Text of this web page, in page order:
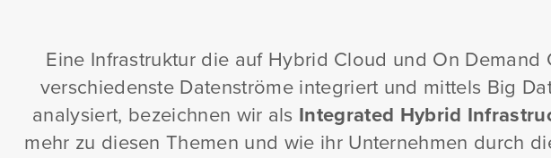
Eine Infrastruktur die auf Hybrid Cloud und On Demand
verschiedenste Datenströme integriert und mittels Big
analysiert, bezeichnen wir als Integrated Hybrid
mehr zu diesen Themen und wie ihr Unternehmen durch